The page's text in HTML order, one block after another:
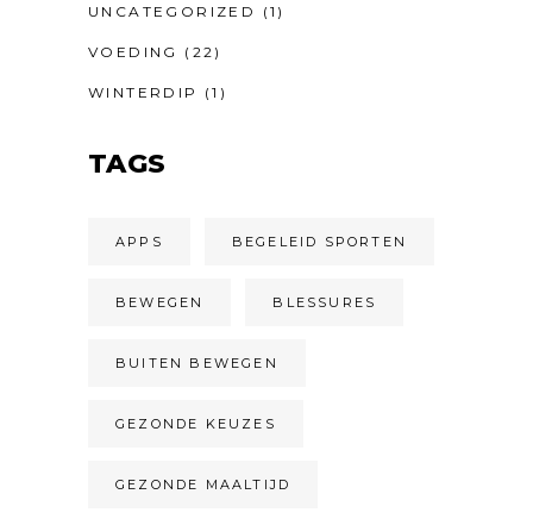
UNCATEGORIZED (1)
VOEDING (22)
WINTERDIP (1)
TAGS
APPS BEGELEID SPORTEN
BEWEGEN BLESSURES
BUITEN BEWEGEN
GEZONDE KEUZES
GEZONDE MAALTIJD